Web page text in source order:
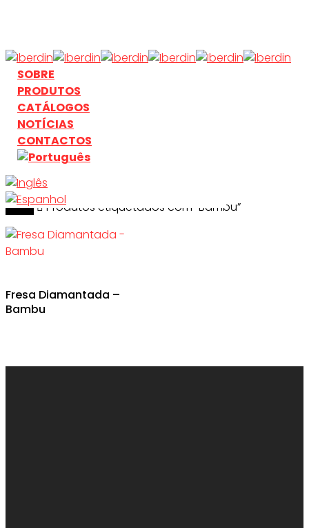
main
content
search
Menu
SOBRE
PRODUTOS
CATÁLOGOS
NOTÍCIAS
CONTACTOS
search
Início Produtos etiquetados com “Bambu”
Fresa Diamantada –
Bambu